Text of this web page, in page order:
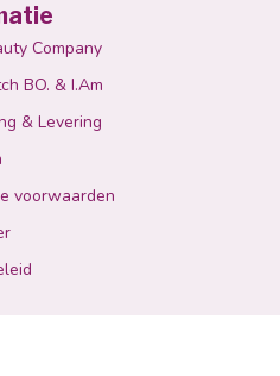
Company
BO. & I.Am
& Levering
voorwaarden